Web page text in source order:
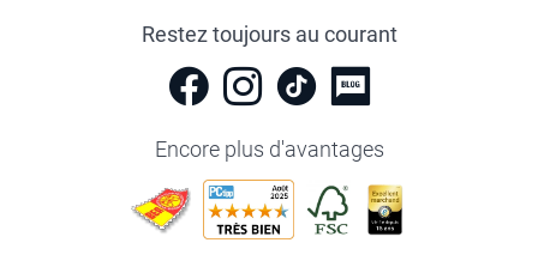
Restez toujours au courant
Encore plus d'avantages